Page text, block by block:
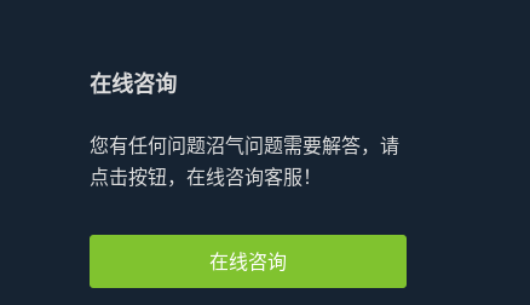
在线咨询
您有任何问题沼气问题需要解答，请
点击按钮，在线咨询客服！
在线咨询